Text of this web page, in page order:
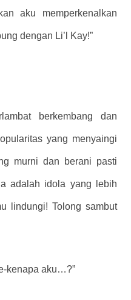
aku memperkenalkan
dengan Li’l Kay!”
berkembang dan
yang menyaingi
murni dan berani pasti
adalah idola yang lebih
lindungi! Tolong sambut
kenapa aku…?”